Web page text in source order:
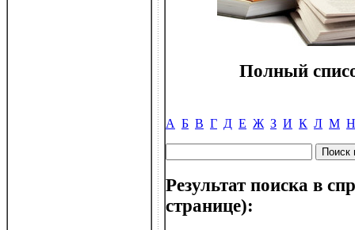
Полный
А Б В Г Д Е Ж З И К Л М Н
Результат поиска в
странице):